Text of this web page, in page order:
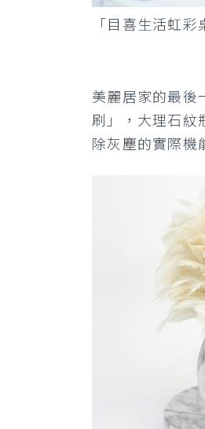
「目喜生活虹
美麗居家的最後
刷」，大理石紋
除灰塵的實際機